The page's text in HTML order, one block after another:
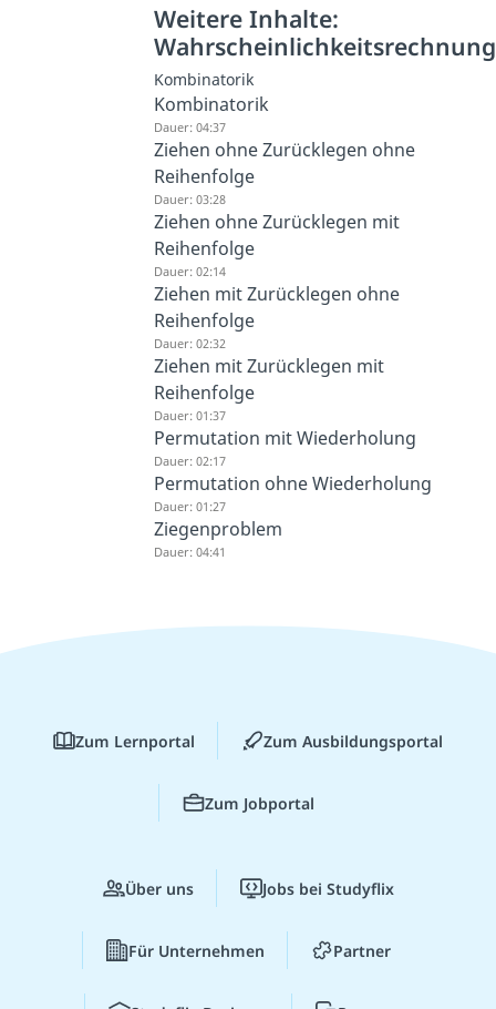
Weitere Inhalte:
Wahrscheinlichkeitsrechnung
Kombinatorik
Kombinatorik
Dauer: 04:37
Ziehen ohne Zurücklegen ohne
Reihenfolge
Dauer: 03:28
Ziehen ohne Zurücklegen mit
Reihenfolge
Dauer: 02:14
Ziehen mit Zurücklegen ohne
Reihenfolge
Dauer: 02:32
Ziehen mit Zurücklegen mit
Reihenfolge
Dauer: 01:37
Permutation mit Wiederholung
Dauer: 02:17
Permutation ohne Wiederholung
Dauer: 01:27
Ziegenproblem
Dauer: 04:41
Zum Lernportal Zum Ausbildungsportal
Zum Jobportal
Über uns Jobs bei Studyflix
Für Unternehmen Partner